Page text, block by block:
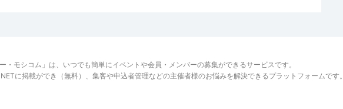
ー・モシコム」は、いつでも簡単にイベントや会員・メンバーの募集ができるサービスです。
に掲載ができ（無料）、集客や申込者管理などの主催者様のお悩みを解決できるプラットフォームです。